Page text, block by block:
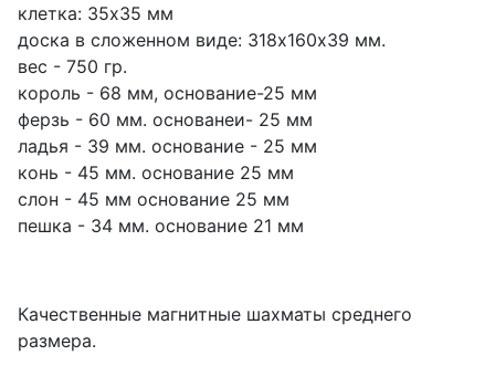
клетка: 35х35 мм
доска в сложенном виде: 318х160х39 мм.
вес - 750 гр.
король - 68 мм, основание-25 мм
ферзь - 60 мм. основанеи- 25 мм
ладья - 39 мм. основание - 25 мм
конь - 45 мм. основание 25 мм
слон - 45 мм основание 25 мм
пешка - 34 мм. основание 21 мм
Качественные магнитные шахматы среднего
размера.